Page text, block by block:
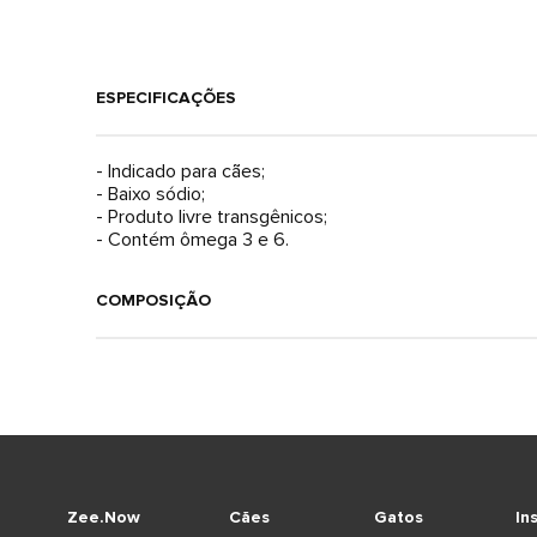
ESPECIFICAÇÕES
- Indicado para cães;
- Baixo sódio;
- Produto livre transgênicos;
- Contém ômega 3 e 6.
COMPOSIÇÃO
Cães Gatos
Zee.Now